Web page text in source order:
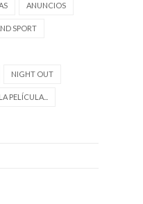
ANUNCIOS
SPORT
NIGHT OUT
PELÍCULA...